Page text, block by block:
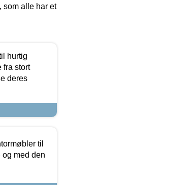
, som alle har et
hurtig
fra stort
deres
til
og med den